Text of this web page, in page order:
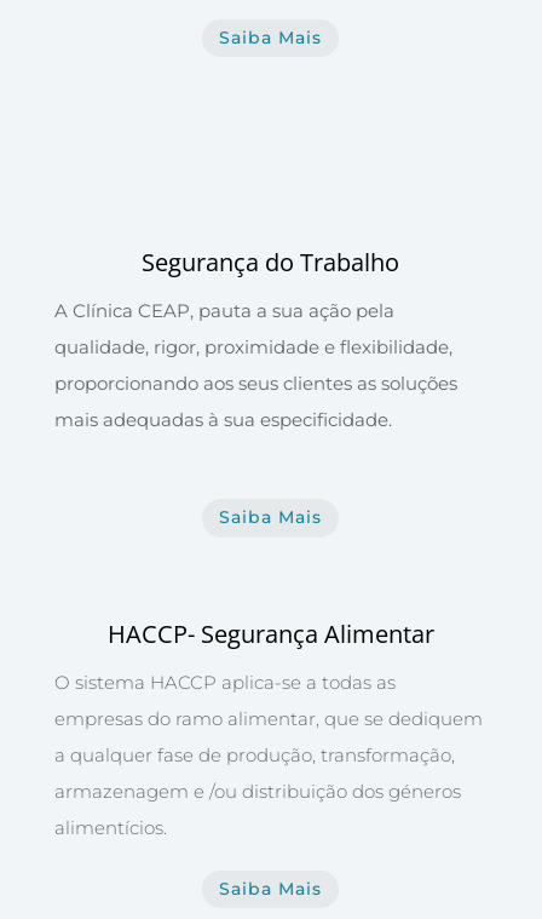
Saiba Mais
Segurança do Trabalho
A Clínica CEAP, pauta a sua ação pela
qualidade, rigor, proximidade e flexibilidade,
proporcionando aos seus clientes as soluções
mais adequadas à sua especificidade.
Saiba Mais
HACCP- Segurança Alimentar
O sistema HACCP aplica-se a todas as
empresas do ramo alimentar, que se dediquem
a qualquer fase de produção, transformação,
armazenagem e /ou distribuição dos géneros
alimentícios.
Saiba Mais